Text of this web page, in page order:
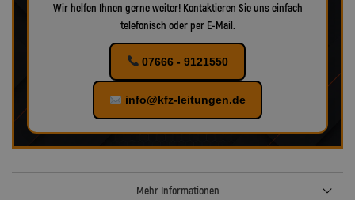
Wir helfen Ihnen gerne weiter! Kontaktieren Sie uns einfach
telefonisch oder per E-Mail.
07666 - 9121550
info@kfz-leitungen.de
Mehr Informationen